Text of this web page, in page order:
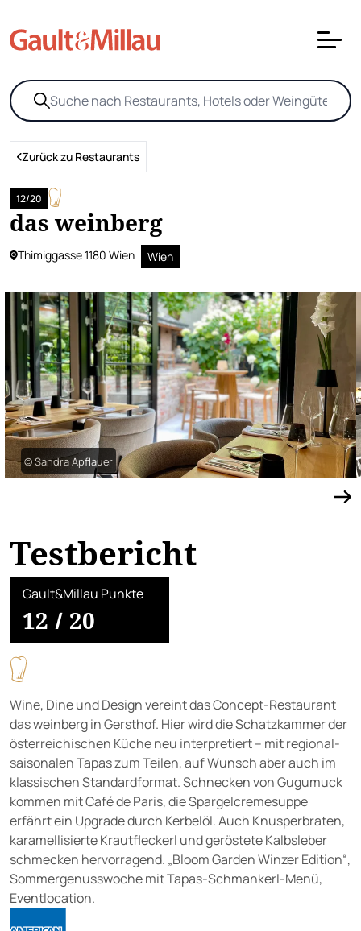
Zurück zu Restaurants
das weinberg
12/20
Thimiggasse 1180 Wien Wien
© Sandra Apflauer
Testbericht
Gault&Millau Punkte
12 / 20
Wine, Dine und Design vereint das Concept-Restaurant
das weinberg in Gersthof. Hier wird die Schatzkammer der
österreichischen Küche neu interpretiert – mit regional-
saisonalen Tapas zum Teilen, auf Wunsch aber auch im
klassischen Standardformat. Schnecken von Gugumuck
kommen mit Café de Paris, die Spargelcremesuppe
erfährt ein Upgrade durch Kerbelöl. Auch Knusperbraten,
karamellisierte Krautfleckerl und geröstete Kalbsleber
schmecken hervorragend. „Bloom Garden Winzer Edition“,
Sommergenusswoche mit Tapas-Schmankerl-Menü,
Eventlocation.